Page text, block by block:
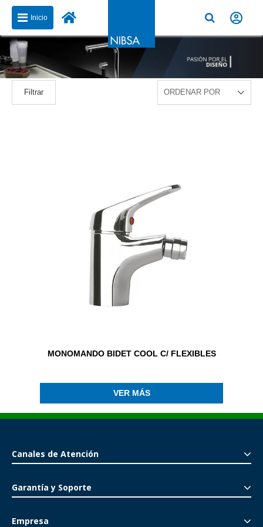
Inicio
Filtrar
MONOMANDO BIDET COOL C/ FLEXIBLES
VER MÁS
Canales de Atención
Garantía y Soporte
Empresa